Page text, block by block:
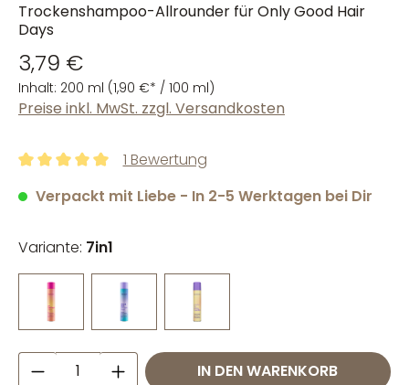
Trockenshampoo-Allrounder für Only Good Hair
Days
3,79 €
Inhalt: 200 ml (1,90 €* / 100 ml)
Preise inkl. MwSt. zzgl. Versandkosten
1 Bewertung
Verpackt mit Liebe - In 2-5 Werktagen bei Dir
Variante: 7in1
Produkt Anzahl: Gib denIN DEN WARENKORB